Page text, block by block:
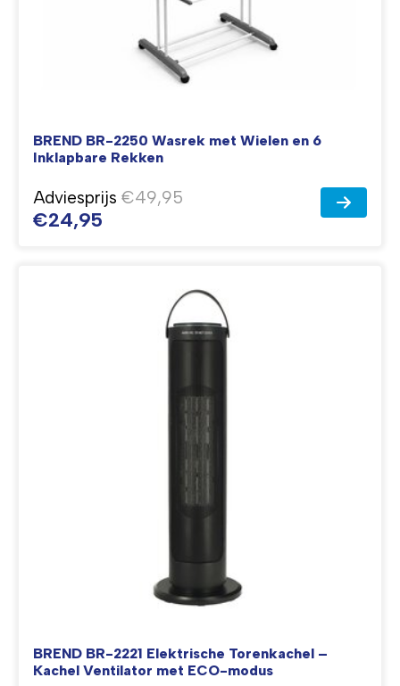
BREND BR-2250 Wasrek met Wielen en 6
Inklapbare Rekken
Adviesprijs €49,95
€24,95
BREND BR-2221 Elektrische Torenkachel –
Kachel Ventilator met ECO-modus